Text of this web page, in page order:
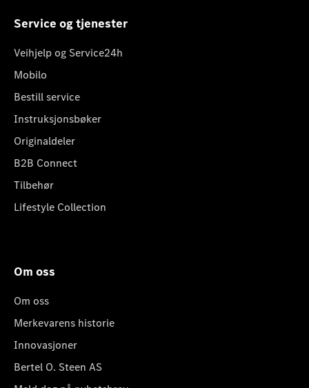
Service og tjenester
Veihjelp og Service24h
Mobilo
Bestill service
Instruksjonsbøker
Originaldeler
B2B Connect
Tilbehør
Lifestyle Collection
Om oss
Om oss
Merkevarens historie
Innovasjoner
Bertel O. Steen AS